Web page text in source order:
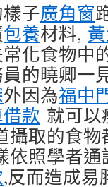
子廣角窗
包養材料,
化食物中
的曉卿一
外因為福中
款 就可以
攝取的食物
依照學者
,反而造成易